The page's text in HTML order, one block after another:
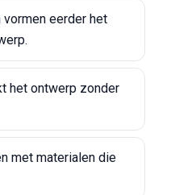
eerder het
het ontwerp zonder
met materialen die